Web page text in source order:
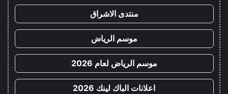
منتدى الاشراق
موسم الرياض
موسم الرياض لعام 2026
اعلانات الباك لينك 2026